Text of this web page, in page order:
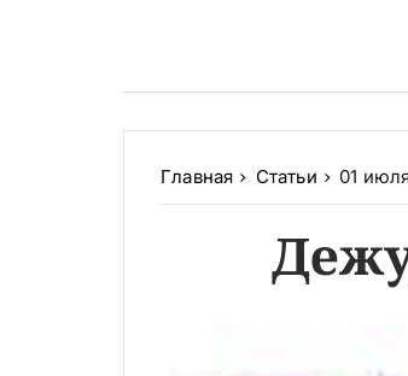
Главная Статьи 01